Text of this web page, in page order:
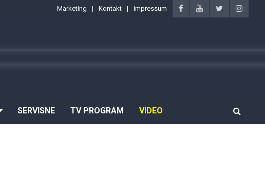
Marketing Kontakt Impressum
SERVISNE TV PROGRAM VIDEO